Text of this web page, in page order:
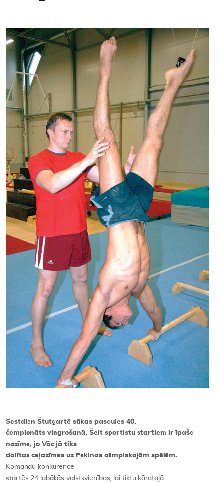
Sestdien Štutgartē sākas pasaules 40.
čempionāts vingrošanā. Šeit sportistu startiem ir īpaša
nozīme, jo Vācijā tiks
dalītas ceļazīmes uz Pekinas olimpiskajām spēlēm.
Komandu konkurencē
startēs 24 labākās valstsvienības, lai tiktu kārotajā